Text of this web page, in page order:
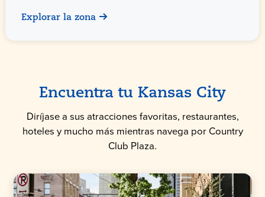
Explorar la zona
Encuentra tu Kansas City
Diríjase a sus atracciones favoritas, restaurantes,
hoteles y mucho más mientras navega por Country
Club Plaza.